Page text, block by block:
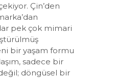
Çin’den
pek çok mimari
bir yaşam formu
sadece bir
döngüsel bir